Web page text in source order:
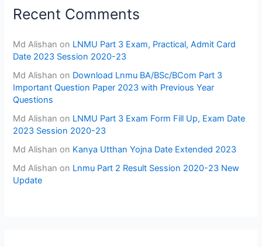
Recent Comments
Md Alishan on LNMU Part 3 Exam, Practical, Admit Card
Date 2023 Session 2020-23
Md Alishan on Download Lnmu BA/BSc/BCom Part 3
Important Question Paper 2023 with Previous Year
Questions
Md Alishan on LNMU Part 3 Exam Form Fill Up, Exam Date
2023 Session 2020-23
Md Alishan on Kanya Utthan Yojna Date Extended 2023
Md Alishan on Lnmu Part 2 Result Session 2020-23 New
Update